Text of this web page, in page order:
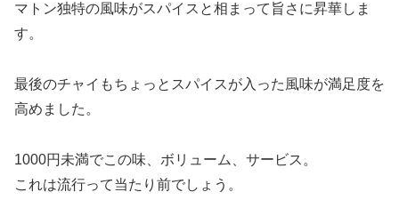
マトン独特の風味がスパイスと相まって旨さに昇華しま
す。
最後のチャイもちょっとスパイスが入った風味が満足度を
高めました。
1000円未満でこの味、ボリューム、サービス。
これは流行って当たり前でしょう。